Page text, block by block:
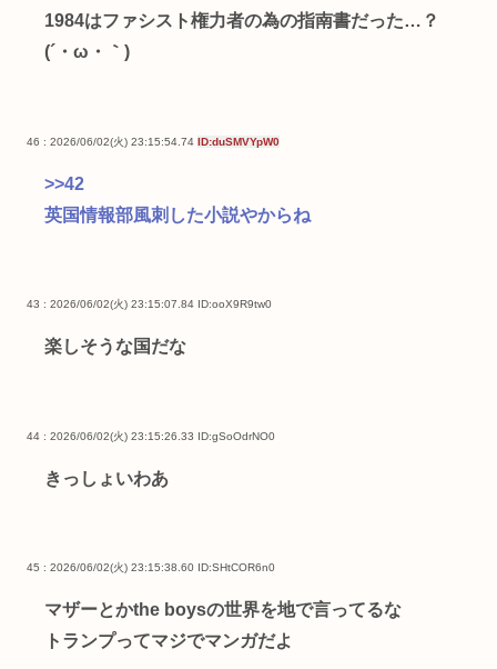
1984はファシスト権力者の為の指南書だった…？
(´・ω・｀)
46 : 2026/06/02(火) 23:15:54.74 ID:duSMVYpW0
>>42
英国情報部風刺した小説やからね
43 : 2026/06/02(火) 23:15:07.84 ID:ooX9R9tw0
楽しそうな国だな
44 : 2026/06/02(火) 23:15:26.33 ID:gSoOdrNO0
きっしょいわあ
45 : 2026/06/02(火) 23:15:38.60 ID:SHtCOR6n0
マザーとかthe boysの世界を地で言ってるな
トランプってマジでマンガだよ